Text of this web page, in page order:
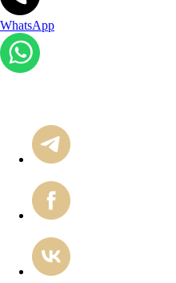
WhatsApp